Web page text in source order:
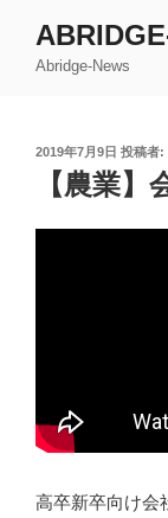
Abridge-News
投
2019年7月9日 投稿者:
【農業
高卒新卒向け会